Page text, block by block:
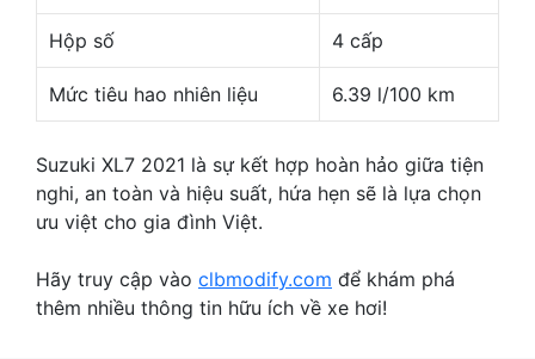
Hộp số 4 cấp
Mức tiêu hao nhiên liệu 6.39 l/100 km
Suzuki XL7 2021 là sự kết hợp hoàn hảo giữa tiện
nghi, an toàn và hiệu suất, hứa hẹn sẽ là lựa chọn
ưu việt cho gia đình Việt.
Hãy truy cập vào clbmodify.com để khám phá
thêm nhiều thông tin hữu ích về xe hơi!